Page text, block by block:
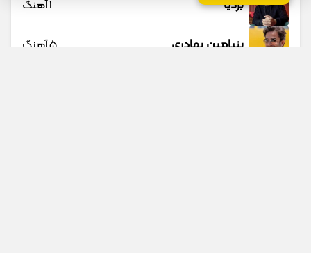
بردیا 1 آهنگ
بنیامین بهادری 5 آهنگ